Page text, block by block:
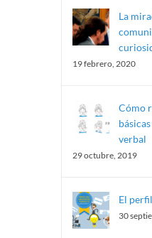
La
19 febrero, 2020
Cómo
verbal
29 octubre, 2019
El
30